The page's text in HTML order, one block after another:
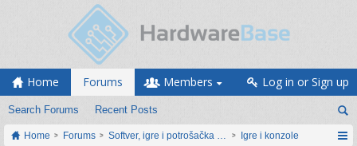
Home Forums
Search Forums Recent Posts
Members Log in or Sign up
Home Forums Softver, igre i potrošačka elektronikaIgre i konzole